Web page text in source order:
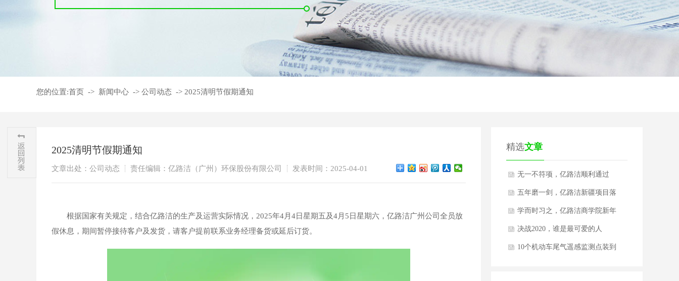
您的位置:首页 -> 新闻中心 -> 公司动态 -> 2025清明节假期通知
2025清明节假期通知
文章出处：公司动态 责任编辑：亿路洁（广州）环保股份有限公司 发表时间：2025-04-01
根据国家有关规定，结合亿路洁的生产及运营实际情况，2025年4月4日星期五及4月5日星期六，亿路洁广州公司全员放
假休息，期间暂停接待客户及发货，请客户提前联系业务经理备货或延后订货。
精选文章
无一不符项，亿路洁顺利通过
ISO9001复审
五年磨一剑，亿路洁新疆项目落
成投产！
学而时习之，亿路洁商学院新年
再启航
决战2020，谁是最可爱的人
10个机动车尾气遥感监测点装到